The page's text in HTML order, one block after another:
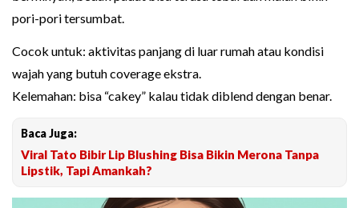
pori-pori tersumbat.
Cocok untuk: aktivitas panjang di luar rumah atau kondisi
wajah yang butuh coverage ekstra.
Kelemahan: bisa “cakey” kalau tidak diblend dengan benar.
Baca Juga:
Viral Tato Bibir Lip Blushing Bisa Bikin Merona Tanpa
Lipstik, Tapi Amankah?